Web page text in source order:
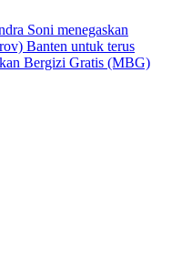
Soni menegaskan
Banten untuk terus
Bergizi Gratis (MBG)